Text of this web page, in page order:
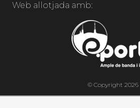
Web allotjada amb:
© Copyright 2026